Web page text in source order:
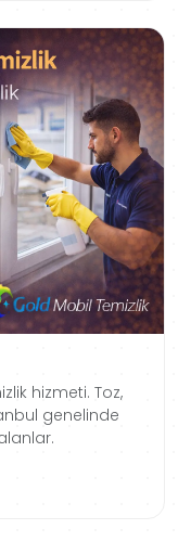
hizmeti. Toz,
genelinde